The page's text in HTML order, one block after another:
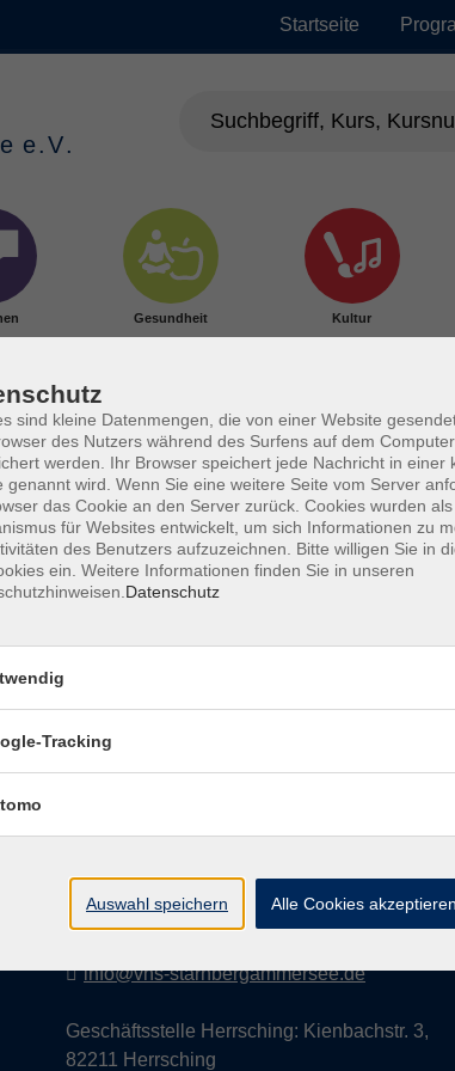
Startseite
Gesundheit Kultur
Kontakt
Geschäftsstelle Starnberg: Bahnhofplatz 14,
info@vhs-starnbergammersee.de
Geschäftsstelle Herrsching: Kienbachstr. 3,
82211 Herrsching
sind kleine Datenmengen, die von einer Website
des Nutzers während des Surfens auf dem
werden. Ihr Browser speichert jede Nachricht in einer
genannt wird. Wenn Sie eine weitere Seite vom Server
das Cookie an den Server zurück. Cookies wurden
für Websites entwickelt, um sich Informationen zu
des Benutzers aufzuzeichnen. Bitte willigen Sie in
ein. Weitere Informationen finden Sie in unseren
Datenschutz
Tracking
Auswahl speichern Alle Cookies